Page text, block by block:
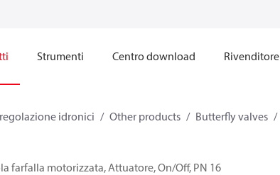
Strumenti Centro download Rivenditore
idronici Other products Butterfly valves
farfalla motorizzata, Attuatore, On/Off, PN 16